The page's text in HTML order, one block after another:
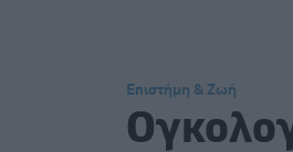
Επιστήμη & Ζωή